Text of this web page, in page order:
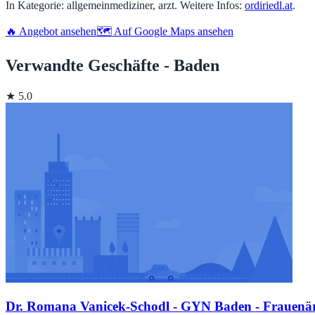
In Kategorie: allgemeinmediziner, arzt. Weitere Infos: ordiriedl.at.
🔥 Angebot ansehen🗺️ Auf Google Maps ansehen
Verwandte Geschäfte - Baden
★ 5.0
Dr. Romana Vanicek-Schodl - GYN Baden -